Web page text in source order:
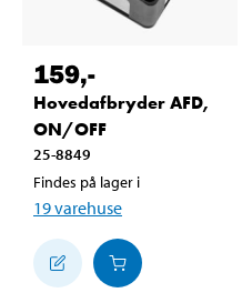
159,-
Hovedafbryder AFD,
ON/OFF
25-8849
Findes på lager i
19varehuse